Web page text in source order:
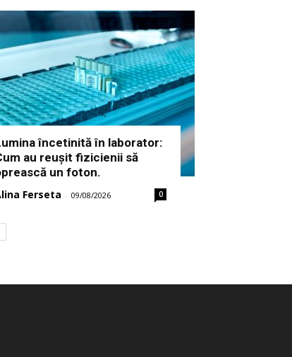
încetinită în laborator:
au reușit fizicienii să
un foton.
Ferseta - 09/08/2026 0